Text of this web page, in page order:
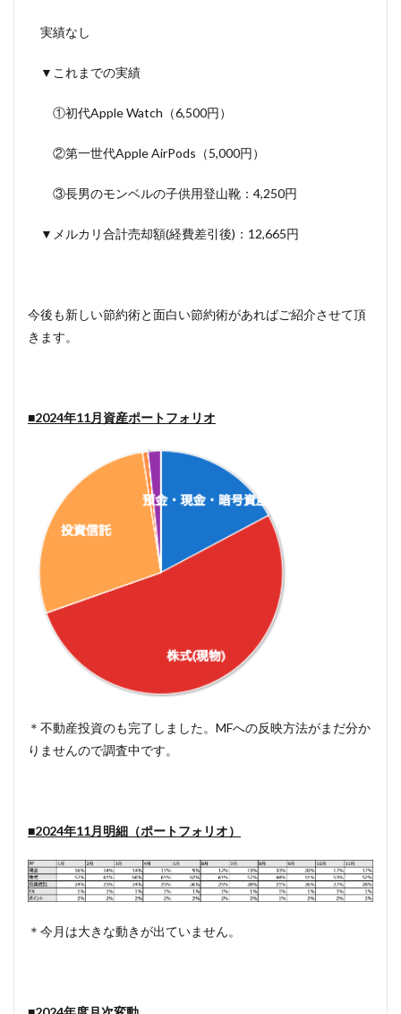
実績なし
▼これまでの実績
①初代Apple Watch（6,500円）
②第一世代Apple AirPods（5,000円）
③長男のモンベルの子供用登山靴：4,250円
▼メルカリ合計売却額(経費差引後)：12,665円
今後も新しい節約術と面白い節約術があればご紹介させて頂
きます。
■2024年11月資産ポートフォリオ
＊不動産投資のも完了しました。MFへの反映方法がまだ分か
りませんので調査中です。
■2024年11月明細（ポートフォリオ）
＊今月は大きな動きが出ていません。